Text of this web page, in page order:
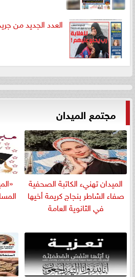
العدد الجديد من جريدة
مجتمع الميدان
الميدان تهنيء الكاتبة الصحفية
صفاء الشاطر بنجاج كريمة أخيها
في الثانوية العامة